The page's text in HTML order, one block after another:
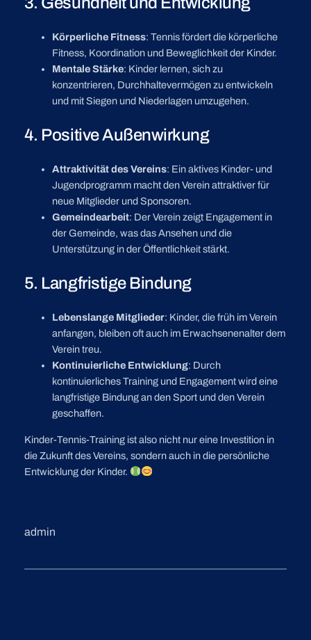
Körperliche Fitness: Tennis fördert die körperliche
Fitness, Koordination und Beweglichkeit der Kinder.
Mentale Stärke: Kinder lernen, sich zu
konzentrieren, Durchhaltevermögen zu entwickeln
und mit Siegen und Niederlagen umzugehen.
4. Positive Außenwirkung
Attraktivität des Vereins: Ein aktives Kinder- und
Jugendprogramm macht den Verein attraktiver für
neue Mitglieder und Sponsoren.
Gemeindearbeit: Der Verein zeigt Engagement in
der Gemeinde, was das Ansehen und die
Unterstützung in der Öffentlichkeit stärkt.
5. Langfristige Bindung
Lebenslange Mitglieder: Kinder, die früh im Verein
anfangen, bleiben oft auch im Erwachsenenalter dem
Verein treu.
Kontinuierliche Entwicklung: Durch
kontinuierliches Training und Engagement wird eine
langfristige Bindung an den Sport und den Verein
geschaffen.
Kinder-Tennis-Training ist also nicht nur eine Investition in
die Zukunft des Vereins, sondern auch in die persönliche
Entwicklung der Kinder.
admin